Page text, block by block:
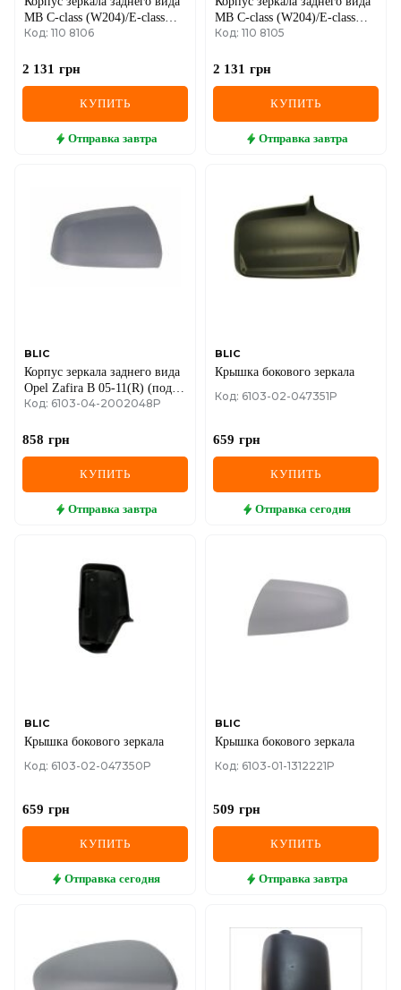
MB C-class (W204)/E-class
(W212)/S-class (W221) 05-19
Код: 110 8106
2 131 грн
КУПИТЬ
Отправка завтра
MB C-class (W204)/E-class
(W212)/S-class (W221) 05-19
Код: 110 8105
2 131 грн
КУПИТЬ
Отправка завтра
BLIC
Корпус зеркала заднего вида
Opel Zafira B 05-11(R) (под
покраску)
Код: 6103-04-2002048P
858 грн
КУПИТЬ
Отправка завтра
BLIC
Крышка бокового зеркала
Код: 6103-02-047351P
659 грн
КУПИТЬ
Отправка сегодня
BLIC
Крышка бокового зеркала
Код: 6103-02-047350P
659 грн
КУПИТЬ
Отправка сегодня
BLIC
Крышка бокового зеркала
Код: 6103-01-1312221P
509 грн
КУПИТЬ
Отправка завтра